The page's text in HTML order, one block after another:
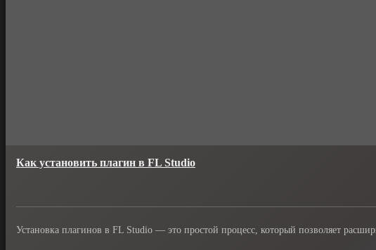
Как установить плагин в FL Studio
Установка плагинов в FL Studio — это простой процесс, который позволяет